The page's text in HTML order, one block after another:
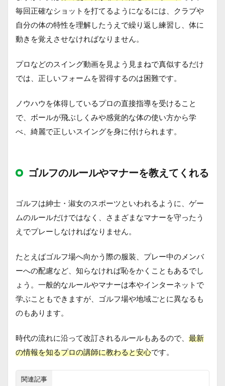
毎回正確なショットを打てるようになるには、クラブや
自分の体の特性を理解したうえで繰り返し練習し、体に
動きを覚えさせなければなりません。
プロなどのスイング動画を見よう見まねで真似するだけ
では、正しいフォームを習得するのは困難です。
ノウハウを体得しているプロの直接指導を受けること
で、ボールが飛ぶしくみや感覚的な体の使い方から学
べ、綺麗で正しいスイングを身に付けられます。
ゴルフのルールやマナーを教えてくれる
ゴルフは紳士・淑女のスポーツといわれるように、ゲー
ムのルールだけではなく、さまざまなマナーを守ったう
えでプレーしなければなりません。
たとえばゴルフ場へ向かう際の服装、プレー中のメンバ
ーへの配慮など、知らなければ恥をかくこともあるでし
ょう。一般的なルールやマナーは本やインターネットで
学ぶこともできますが、ゴルフ場や地域ごとに異なるも
のもあります。
時代の流れに沿って改訂されるルールもあるので、 最新
の情報を知るプロの講師に教わると安心です。
関連記事